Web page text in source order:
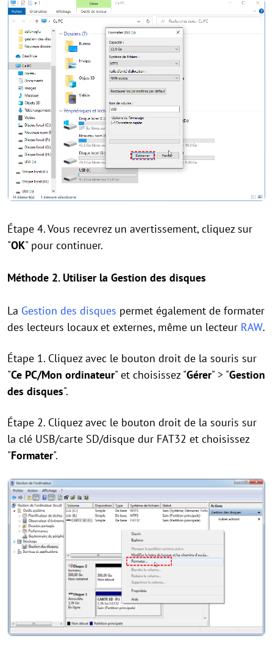
Étape 4. Vous recevrez un avertissement, cliquez sur
"OK" pour continuer.
Méthode 2. Utiliser la Gestion des disques
La Gestion des disques permet également de formater
des lecteurs locaux et externes, même un lecteur RAW.
Étape 1. Cliquez avec le bouton droit de la souris sur
"Ce PC/Mon ordinateur" et choisissez "Gérer" > "Gestion
des disques".
Étape 2. Cliquez avec le bouton droit de la souris sur
la clé USB/carte SD/disque dur FAT32 et choisissez
"Formater".